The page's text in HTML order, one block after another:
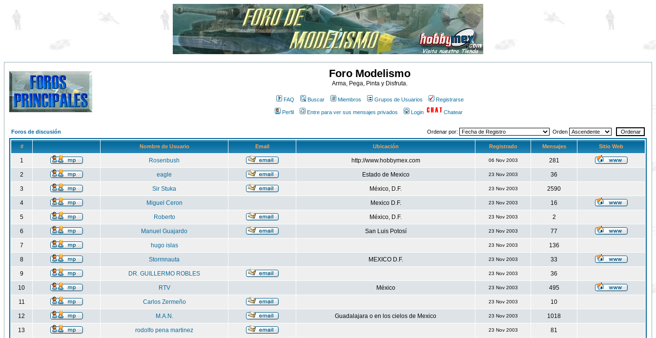
Foro Modelismo
Arma, Pega, Pinta y Disfruta.
FAQ Buscar Miembros Grupos de Usuarios Registrarse
Perfil Entre para ver sus mensajes privados Login Chatear
Foros de discusión Ordenar por: Orden
# Nombre de Usuario Email Ubicación Registrado Mensajes Sitio Web
1 Rosenbush http://www.hobbymex.com 06 Nov 2003 281
2 eagle Estado de Mexico 23 Nov 2003 36
3 Sir Stuka México, D.F. 23 Nov 2003 2590
4 Miguel Ceron Mexico D.F. 23 Nov 2003 16
5 Roberto México, D.F. 23 Nov 2003 2
6 Manuel Guajardo San Luis Potosí 23 Nov 2003 77
7 hugo islas 23 Nov 2003 136
8 Stormnauta MEXICO D.F. 23 Nov 2003 33
9 DR. GUILLERMO ROBLES 23 Nov 2003 36
10 RTV México 23 Nov 2003 495
11 Carlos Zermeño 23 Nov 2003 10
12 M.A.N. Guadalajara o en los cielos de Mexico 23 Nov 2003 1018
13 rodolfo pena martinez 23 Nov 2003 81